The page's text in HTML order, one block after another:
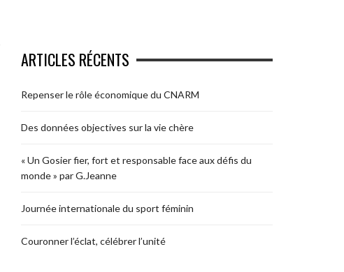
ARTICLES RÉCENTS
Repenser le rôle économique du CNARM
Des données objectives sur la vie chère
« Un Gosier fier, fort et responsable face aux défis du
monde » par G.Jeanne
Journée internationale du sport féminin
Couronner l’éclat, célébrer l’unité